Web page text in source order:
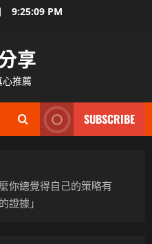
9:25:10 PM
享
心推薦
SUBSCRIBE
你總覺得自己的策略有
證據」